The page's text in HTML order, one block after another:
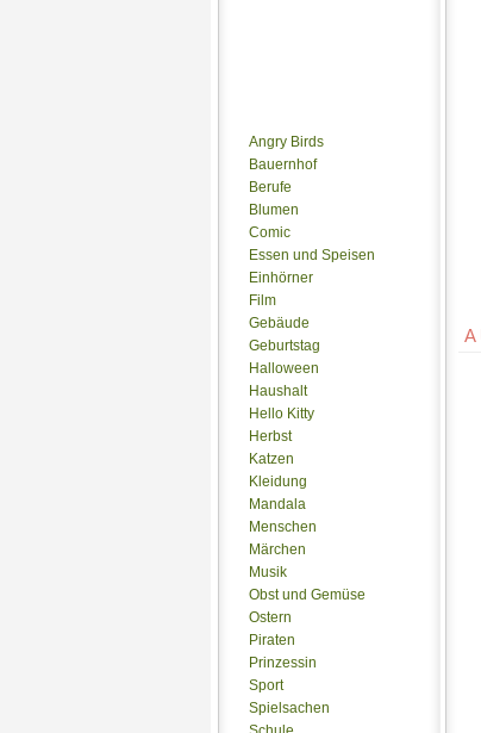
Angry Birds
Bauernhof
Berufe
Blumen
Comic
Essen und Speisen
Einhörner
Film
Gebäude
Geburtstag
Halloween
Haushalt
Hello Kitty
Herbst
Katzen
Kleidung
Mandala
Menschen
Märchen
Musik
Obst und Gemüse
Ostern
Piraten
Prinzessin
Sport
Spielsachen